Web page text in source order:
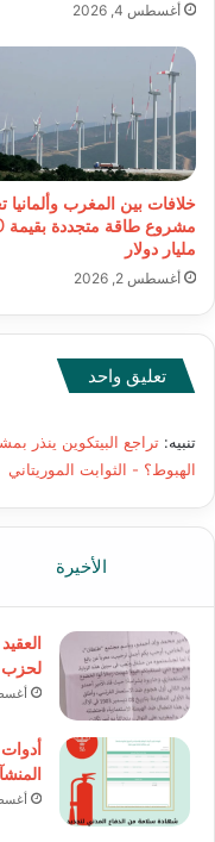
أغسطس 4, 2026
خلافات بين المغرب وألمانيا
مليار دولار
أغسطس 2, 2026
تعليق واحد
تنبيه: تراجع البيتكوين ينذر
الهبوط؟ - الثوابت الموريتاني
الأخيرة
لحزب
أغسطس
أغسطس